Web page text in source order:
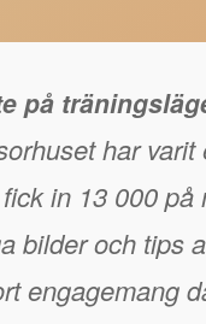
på
har
in 13 000 på
bilder och tips
engagemang